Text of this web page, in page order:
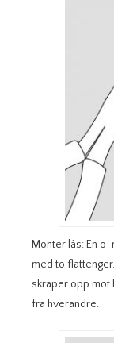
Monter lås: En
med to
skraper opp mot
fra hverandre.